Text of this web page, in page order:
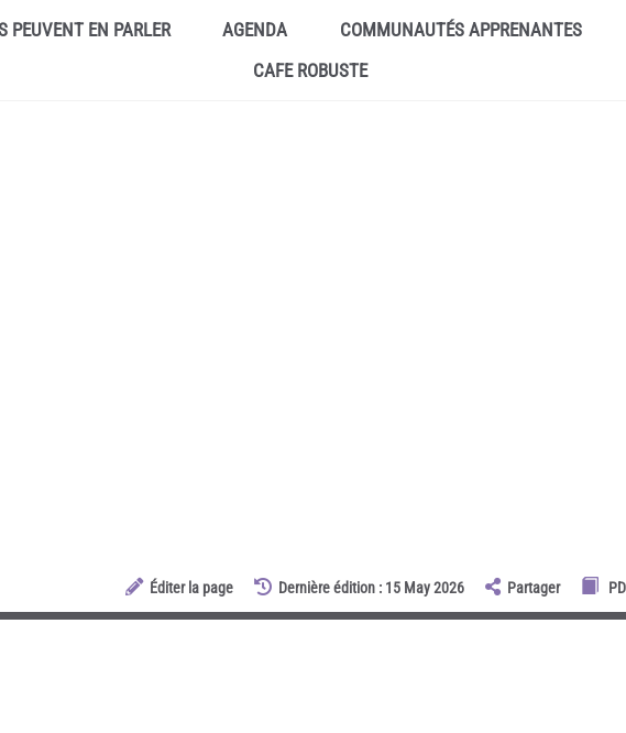
PEUVENT EN PARLER AGENDA
COMMUNAUTÉS APPRENANTES
CAFE ROBUSTE
Éditer la page Dernière édition : 15 May 2026 Partager